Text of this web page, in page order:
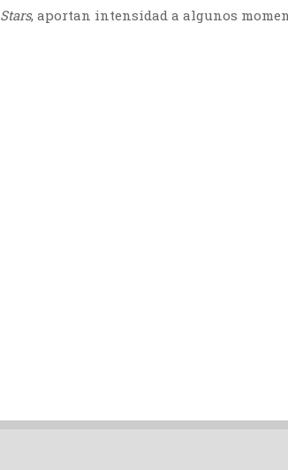
Stars, aportan intensidad a algunos